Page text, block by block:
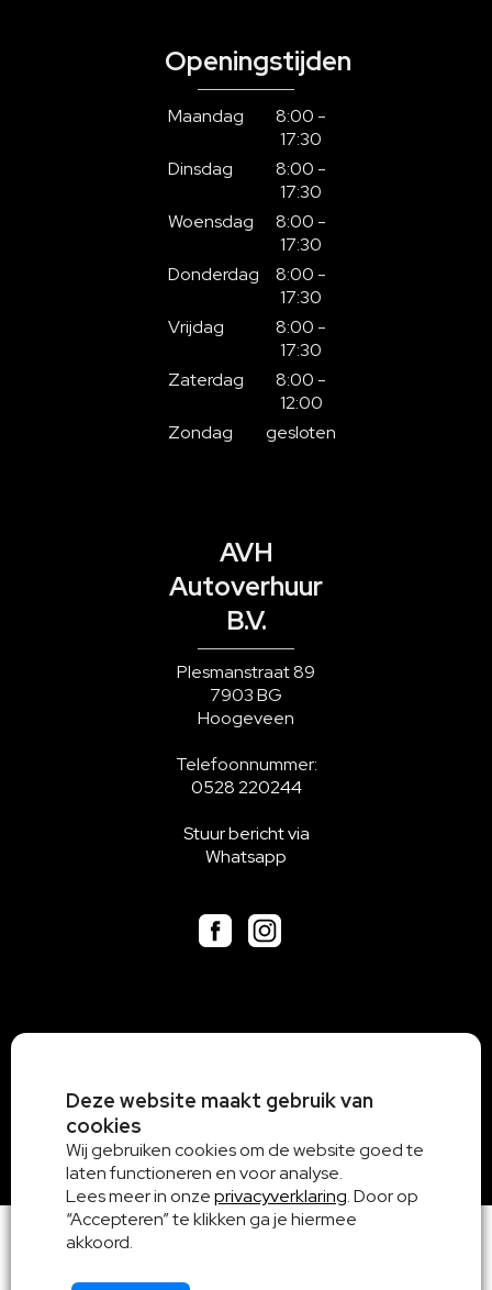
Openingstijden
Maandag
8:00 -
17:30
Dinsdag
8:00 -
17:30
Woensdag
8:00 -
17:30
Donderdag
8:00 -
17:30
Vrijdag
8:00 -
17:30
Zaterdag
8:00 -
12:00
Zondag
gesloten
AVH
Autoverhuur
B.V.
Plesmanstraat 89
7903 BG
Hoogeveen
Telefoonnummer:
0528 220244
Stuur bericht via
Whatsapp
Deze website maakt gebruik van
cookies
Wij gebruiken cookies om de website goed te
laten functioneren en voor analyse.
Lees meer in onzeprivacyverklaring. Door op
“Accepteren” te klikken ga je hiermee
akkoord.